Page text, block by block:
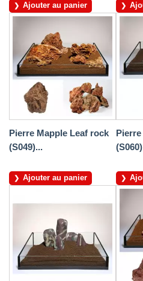
Ajouter au panier
Pierre Mapple Leaf rock
(S049)...
Ajouter au panier